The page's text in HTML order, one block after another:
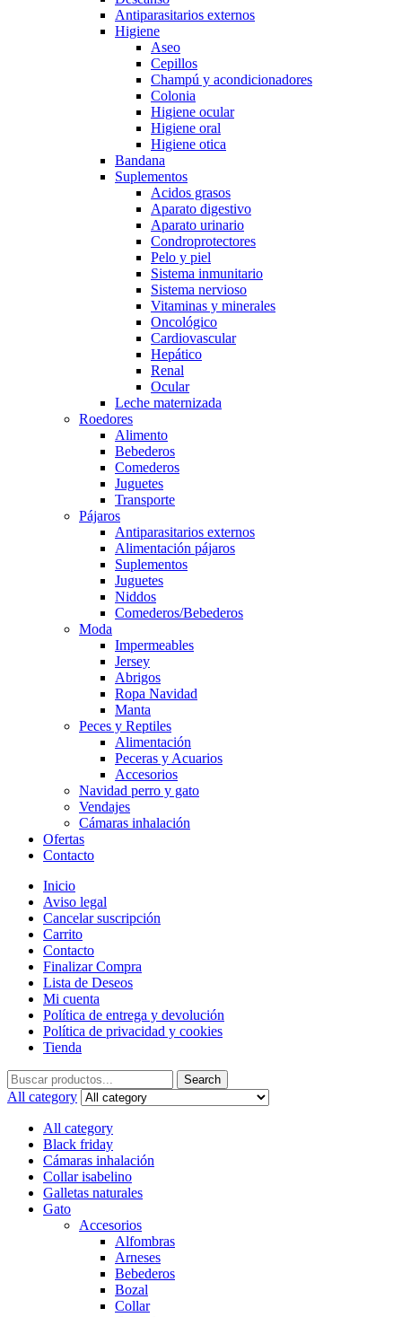
Antiparasitarios externos
Higiene
Aseo
Cepillos
Champú y acondicionadores
Colonia
Higiene ocular
Higiene oral
Higiene otica
Bandana
Suplementos
Acidos grasos
Aparato digestivo
Aparato urinario
Condroprotectores
Pelo y piel
Sistema inmunitario
Sistema nervioso
Vitaminas y minerales
Oncológico
Cardiovascular
Hepático
Renal
Ocular
Leche maternizada
Roedores
Alimento
Bebederos
Comederos
Juguetes
Transporte
Pájaros
Antiparasitarios externos
Alimentación pájaros
Suplementos
Juguetes
Niddos
Comederos/Bebederos
Moda
Impermeables
Jersey
Abrigos
Ropa Navidad
Manta
Peces y Reptiles
Alimentación
Peceras y Acuarios
Accesorios
Navidad perro y gato
Vendajes
Cámaras inhalación
Ofertas
Contacto
Inicio
Aviso legal
Cancelar suscripción
Carrito
Contacto
Finalizar Compra
Lista de Deseos
Mi cuenta
Política de entrega y devolución
Política de privacidad y cookies
Tienda
Search
for:
Search
All category
All category
Black friday
Cámaras inhalación
Collar isabelino
Galletas naturales
Gato
Accesorios
Alfombras
Arneses
Bebederos
Bozal
Collar